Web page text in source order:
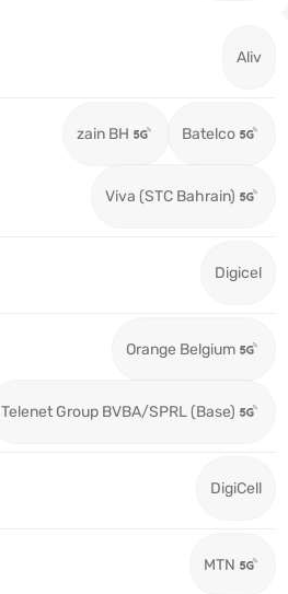
Aliv
zain BH Batelco
Viva (STC Bahrain)
Digicel
Orange Belgium
Telenet Group BVBA/SPRL (Base)
DigiCell
MTN